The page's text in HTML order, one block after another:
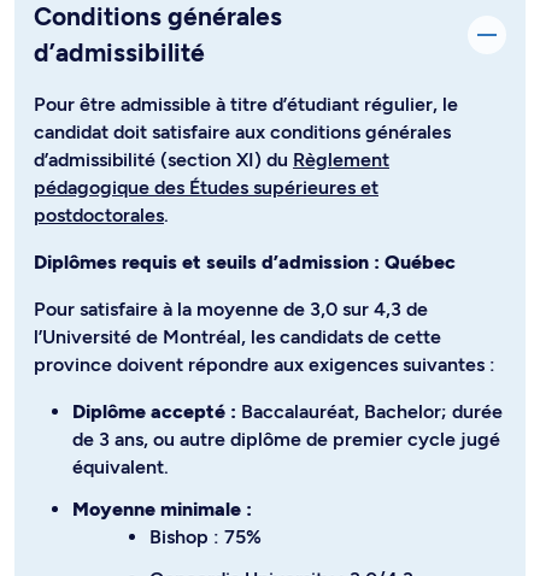
Conditions générales
d’admissibilité
Pour être admissible à titre d’étudiant régulier, le
candidat doit satisfaire aux conditions générales
d’admissibilité (section XI) du Règlement
pédagogique des Études supérieures et
postdoctorales.
Diplômes requis et seuils d’admission : Québec
Pour satisfaire à la moyenne de 3,0 sur 4,3 de
l’Université de Montréal, les candidats de cette
province doivent répondre aux exigences suivantes :
Diplôme accepté : Baccalauréat, Bachelor; durée
de 3 ans, ou autre diplôme de premier cycle jugé
équivalent.
Moyenne minimale :
Bishop : 75%